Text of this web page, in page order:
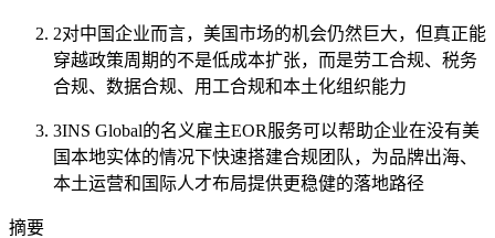
2对中国企业而言，美国市场的机会仍然巨大，但真正能
穿越政策周期的不是低成本扩张，而是劳工合规、税务
合规、数据合规、用工合规和本土化组织能力
3INS Global的名义雇主EOR服务可以帮助企业在没有美
国本地实体的情况下快速搭建合规团队，为品牌出海、
本土运营和国际人才布局提供更稳健的落地路径
摘要